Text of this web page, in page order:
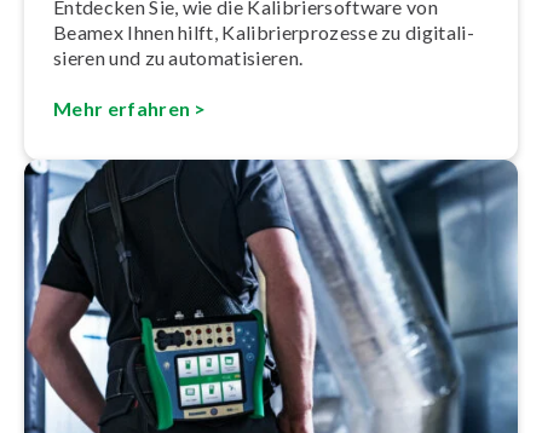
Entdecken Sie, wie die Ka­li­brier­soft­ware von
Beamex Ihnen hilft, Ka­li­brier­pro­zes­se zu di­gi­ta­li­
sie­ren und zu au­to­ma­ti­sie­ren.
Mehr erfahren >